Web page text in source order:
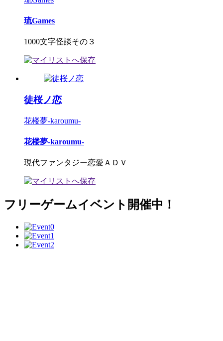
琉Games
1000文字怪談その３
徒桜ノ恋
花楼夢-karoumu-
花楼夢-karoumu-
現代ファンタジー恋愛ＡＤＶ
フリーゲームイベント開催中！